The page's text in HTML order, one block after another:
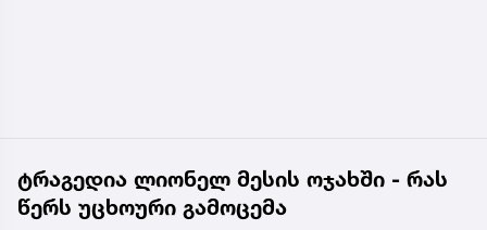
ტრაგედია ლიონელ მესის ოჯახში - რას
წერს უცხოური გამოცემა